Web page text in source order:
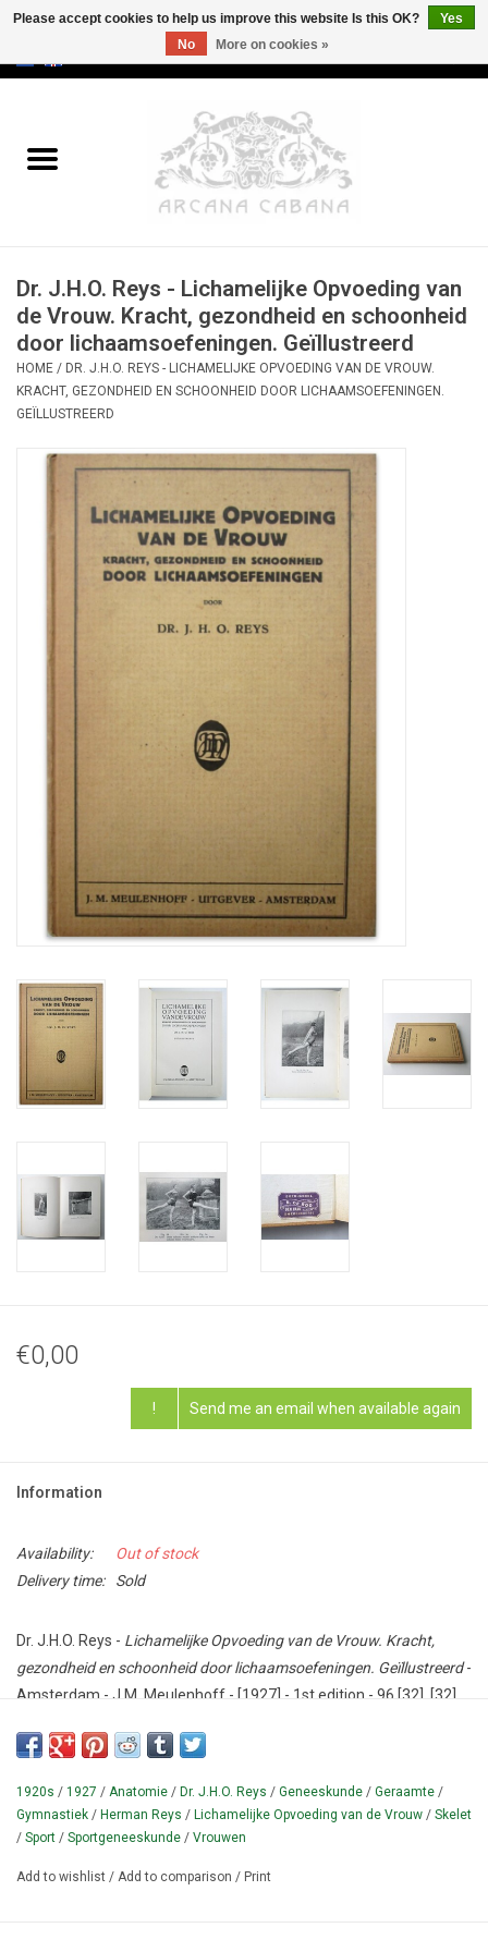
Old & Rare
Erotica
Curio
Categories
Dr. J.H.O. Reys - Lichamelijke Opvoeding van
de Vrouw. Kracht, gezondheid en schoonheid
door lichaamsoefeningen. Geïllustreerd
HOME / DR. J.H.O. REYS - LICHAMELIJKE OPVOEDING VAN DE VROUW.
KRACHT, GEZONDHEID EN SCHOONHEID DOOR LICHAAMSOEFENINGEN.
GEÏLLUSTREERD
€0,00
! Send me an email when available again
Information
Availability:
Out of stock
Delivery time:
Sold
Dr. J.H.O. Reys - Lichamelijke Opvoeding van de Vrouw. Kracht,
gezondheid en schoonheid door lichaamsoefeningen. Geïllustreerd-
Amsterdam - J.M. Meulenhoff - [1927] - 1st edition - 96,[32], [32]
Condition: Good - with bookstore label from Boekhandel N. de Roo
in The Hague.
Antique manual from the 1920s for gymnastics, specifically
(1883-1948).Illustrated with black and white photos and a drawing
1920s / 1927 / Anatomie / Dr. J.H.O. Reys / Geneeskunde / Geraamte /
Gymnastiek / Herman Reys / Lichamelijke Opvoeding van de Vrouw / Skelet
/ Sport / Sportgeneeskunde / Vrouwen
Add to wishlist / Add to comparison / Print
Please accept cookies to help us improve this website Is this OK?
Yes
No
More on cookies »